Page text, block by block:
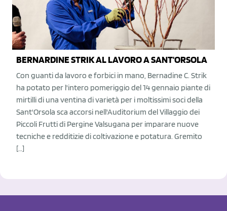
BERNARDINE STRIK AL LAVORO A SANT'ORSOLA
Con guanti da lavoro e forbici in mano, Bernadine C. Strik
ha potato per l'intero pomeriggio del 14 gennaio piante di
mirtilli di una ventina di varietà per i moltissimi soci della
Sant'Orsola sca accorsi nell'Auditorium del Villaggio dei
Piccoli Frutti di Pergine Valsugana per imparare nuove
tecniche e redditizie di coltivazione e potatura. Gremito
[…]